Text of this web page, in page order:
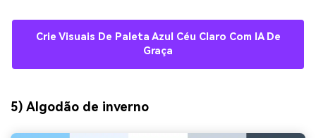
Crie Visuais De Paleta Azul Céu Claro Com IA De
Graça
5) Algodão de inverno